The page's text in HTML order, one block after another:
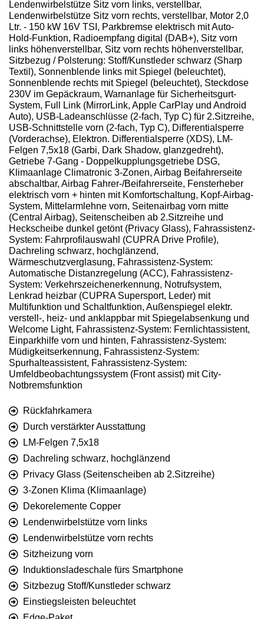
Lendenwirbelstütze Sitz vorn links, verstellbar,
Lendenwirbelstütze Sitz vorn rechts, verstellbar, Motor 2,0
Ltr. - 150 kW 16V TSI, Parkbremse elektrisch mit Auto-
Hold-Funktion, Radioempfang digital (DAB+), Sitz vorn
links höhenverstellbar, Sitz vorn rechts höhenverstellbar,
Sitzbezug / Polsterung: Stoff/Kunstleder schwarz (Sharp
Textil), Sonnenblende links mit Spiegel (beleuchtet),
Sonnenblende rechts mit Spiegel (beleuchtet), Steckdose
230V im Gepäckraum, Warnanlage für Sicherheitsgurt-
System, Full Link (MirrorLink, Apple CarPlay und Android
Auto), USB-Ladeanschlüsse (2-fach, Typ C) für 2.Sitzreihe,
USB-Schnittstelle vorn (2-fach, Typ C), Differentialsperre
(Vorderachse), Elektron. Differentialsperre (XDS), LM-
Felgen 7,5x18 (Garbi, Dark Shadow, glanzgedreht),
Getriebe 7-Gang - Doppelkupplungsgetriebe DSG,
Klimaanlage Climatronic 3-Zonen, Airbag Beifahrerseite
abschaltbar, Airbag Fahrer-/Beifahrerseite, Fensterheber
elektrisch vorn + hinten mit Komfortschaltung, Kopf-Airbag-
System, Mittelarmlehne vorn, Seitenairbag vorn mitte
(Central Airbag), Seitenscheiben ab 2.Sitzreihe und
Heckscheibe dunkel getönt (Privacy Glass), Fahrassistenz-
System: Fahrprofilauswahl (CUPRA Drive Profile),
Dachreling schwarz, hochglänzend,
Wärmeschutzverglasung, Fahrassistenz-System:
Automatische Distanzregelung (ACC), Fahrassistenz-
System: Verkehrszeichenerkennung, Notrufsystem,
Lenkrad heizbar (CUPRA Supersport, Leder) mit
Multifunktion und Schaltfunktion, Außenspiegel elektr.
verstell-, heiz- und anklappbar mit Spiegelabsenkung und
Welcome Light, Fahrassistenz-System: Fernlichtassistent,
Einparkhilfe vorn und hinten, Fahrassistenz-System:
Müdigkeitserkennung, Fahrassistenz-System:
Spurhalteassistent, Fahrassistenz-System:
Umfeldbeobachtungssystem (Front assist) mit City-
Notbremsfunktion
Rückfahrkamera
Durch verstärkter Ausstattung
LM-Felgen 7,5x18
Dachreling schwarz, hochglänzend
Privacy Glass (Seitenscheiben ab 2.Sitzreihe)
3-Zonen Klima (Klimaanlage)
Dekorelemente Copper
Lendenwirbelstütze vorn links
Lendenwirbelstütze vorn rechts
Sitzheizung vorn
Induktionsladeschale fürs Smartphone
Sitzbezug Stoff/Kunstleder schwarz
Einstiegsleisten beleuchtet